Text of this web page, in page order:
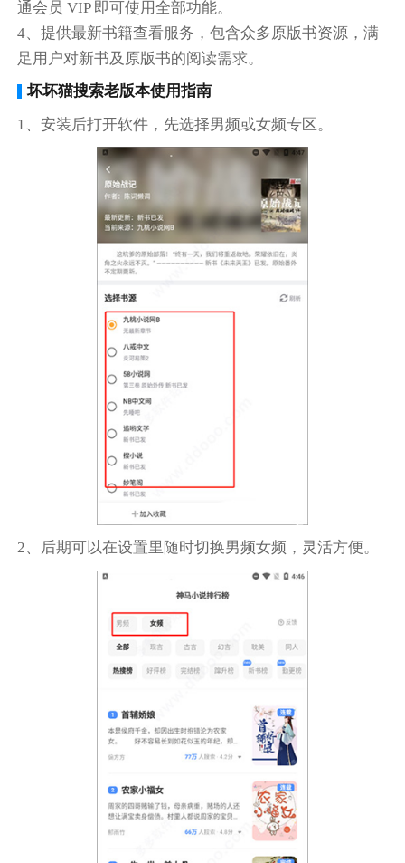
通会员 VIP 即可使用全部功能。
4、提供最新书籍查看服务，包含众多原版书资源，满
足用户对新书及原版书的阅读需求。
坏坏猫搜索老版本使用指南
1、安装后打开软件，先选择男频或女频专区。
2、后期可以在设置里随时切换男频女频，灵活方便。